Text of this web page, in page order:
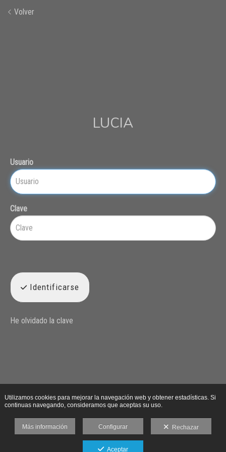
Volver
LUCIA
Usuario
Clave
Identificarse
He olvidado la clave
Utilizamos cookies para mejorar la navegación web y obtener estadísticas. Si
continuas navegando, consideramos que aceptas su uso.
Más información Configurar Rechazar
Aceptar